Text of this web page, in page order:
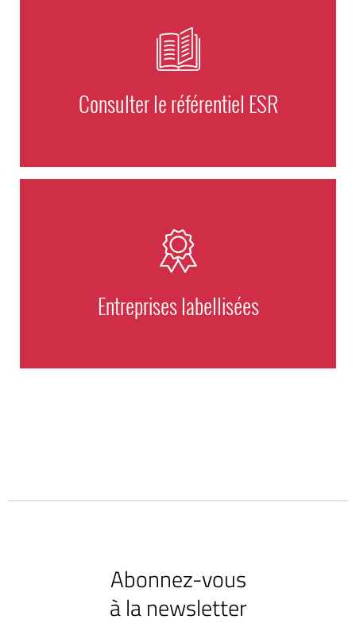
Consulter le référentiel ESR
Entreprises labellisées
Abonnez-vous
à la newsletter